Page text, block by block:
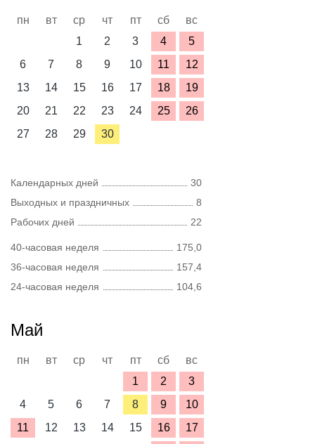
пн вт ср чт пт сб
вс
1
2 3 4
5
6
7 8 9 10 11
12
13
14 15 16 17 18
19
20
21 22 23 24 25
26
27
28 29 30
Календарных дней
30
Выходных и праздничных
8
Рабочих дней
22
40-часовая неделя
175,0
36-часовая неделя
157,4
24-часовая неделя
104,6
Май
пн вт ср чт пт сб
вс
1
2
3
4
5 6 7 8 9
10
11
12 13 14 15 16
17